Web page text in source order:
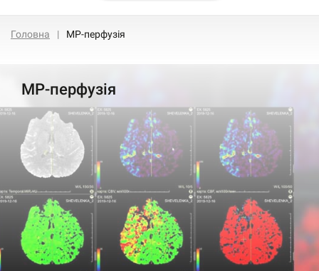
Головна МР-перфузія
МР-перфузія